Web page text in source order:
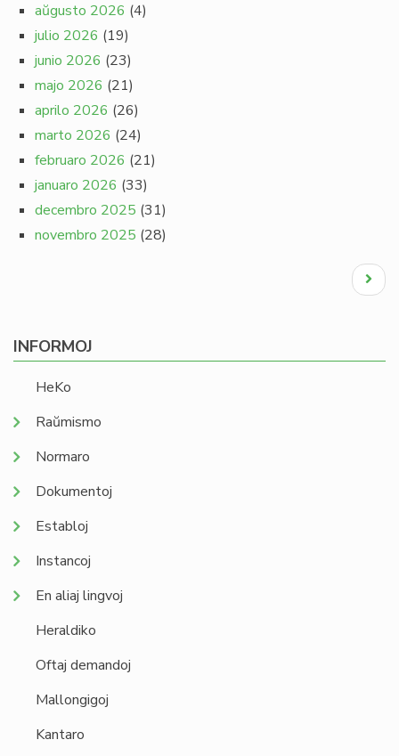
aŭgusto 2026 (4)
julio 2026 (19)
junio 2026 (23)
majo 2026 (21)
aprilo 2026 (26)
marto 2026 (24)
februaro 2026 (21)
januaro 2026 (33)
decembro 2025 (31)
novembro 2025 (28)
Next
page
INFORMOJ
HeKo
Raŭmismo
Normaro
Dokumentoj
Establoj
Instancoj
En aliaj lingvoj
Heraldiko
Oftaj demandoj
Mallongigoj
Kantaro